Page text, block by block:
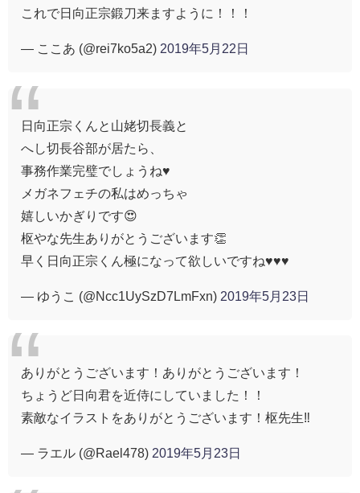
これで日向正宗鍛刀来ますように！！！
— ここあ (@rei7ko5a2) 2019年5月22日
日向正宗くんと山姥切長義と
へし切長谷部が居たら、
事務作業完璧でしょうね♥
メガネフェチの私はめっちゃ
嬉しいかぎりです😍
枢やな先生ありがとうございます👏
早く日向正宗くん極になって欲しいですね♥♥♥
— ゆうこ (@Ncc1UySzD7LmFxn) 2019年5月23日
ありがとうございます！ありがとうございます！
ちょうど日向君を近侍にしていました！！
素敵なイラストをありがとうございます！枢先生‼︎
— ラエル (@Rael478) 2019年5月23日